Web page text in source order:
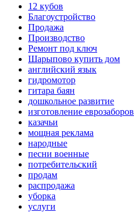
12 кубов
Благоустройство
Продажа
Производство
Ремонт под ключ
Шарыпово купить дом
английский язык
гидромотор
гитара баян
дошкольное развитие
изготовление еврозаборов
казачьи
мощная реклама
народные
песни военные
потребительский
продам
распродажа
уборка
услуги